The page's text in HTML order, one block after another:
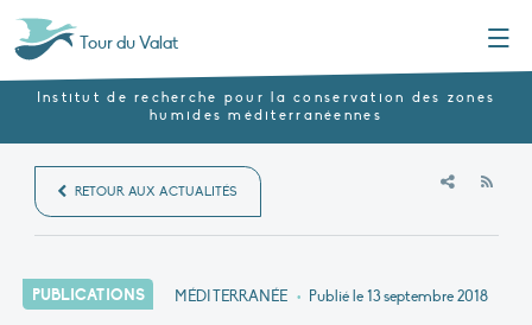
Tour du Valat
Institut de recherche pour la conservation des zones
humides méditerranéennes
RETOUR AUX ACTUALITÉS
PUBLICATIONS MÉDITERRANÉE • Publié le13 septembre 2018